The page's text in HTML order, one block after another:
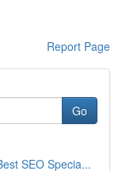
Report Page
Go
SEO Specia...